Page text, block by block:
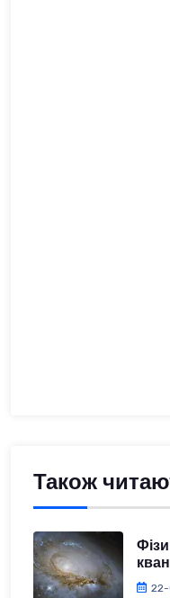
Також